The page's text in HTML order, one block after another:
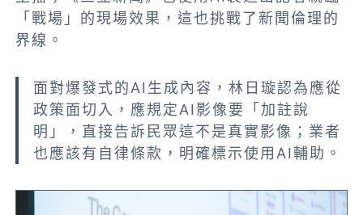
「戰場」的現場效果，這也挑戰了新聞倫理的
界線。
面對爆發式的AI生成內容，林日璇認為應從
政策面切入，應規定AI影像要「加註說
明」，直接告訴民眾這不是真實影像；業者
也應該有自律條款，明確標示使用AI輔助。